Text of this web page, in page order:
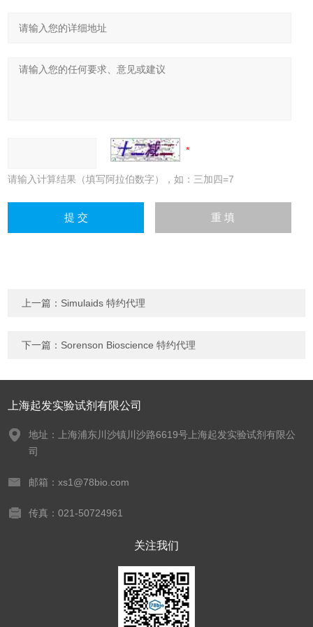
请输入计算结果（填写阿拉伯数字），如：三加四=7
上一篇： Simulaids 特约代理
下一篇： Sorenson Bioscience 特约代理
上海起发实验试剂有限公司
地址：上海浦东川沙镇川沙路6619号上海起发实验试剂有限公
司
邮箱：xs1@78bio.com
传真：021-50724961
关注我们